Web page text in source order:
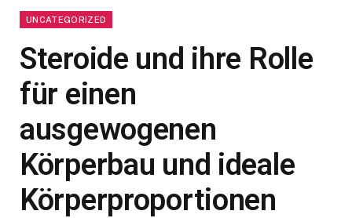
UNCATEGORIZED
Steroide und ihre Rolle
für einen
ausgewogenen
Körperbau und ideale
Körperproportionen